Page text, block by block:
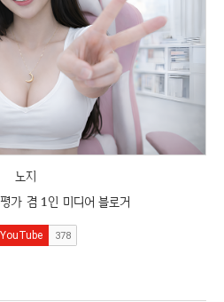
노지
가 겸 1인 미디어 블로거